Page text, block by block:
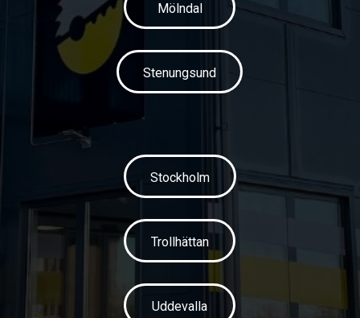
Mölndal
Stenungsund
Stockholm
Trollhättan
Uddevalla